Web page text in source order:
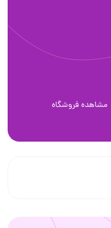
مشاهده فروشگاه